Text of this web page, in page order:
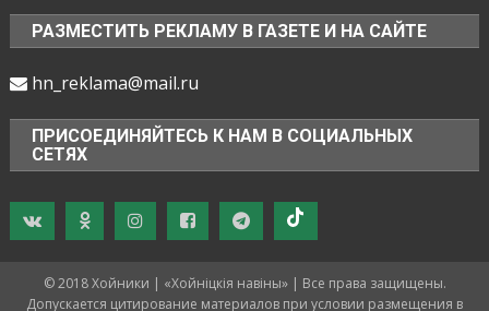
РАЗМЕСТИТЬ РЕКЛАМУ В ГАЗЕТЕ И НА САЙТЕ
hn_reklama@mail.ru
ПРИСОЕДИНЯЙТЕСЬ К НАМ В СОЦИАЛЬНЫХ
СЕТЯХ
© 2018 Хойники | «Хойнiцкiя навiны» | Все права защищены.
Допускается цитирование материалов при условии размещения в